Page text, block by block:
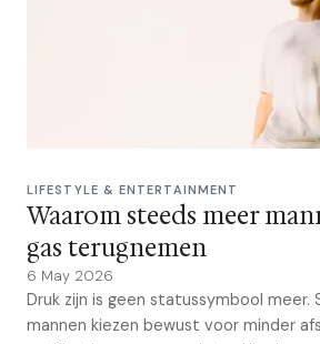
LIFESTYLE & ENTERTAINMENT
Waarom steeds meer
gas terugnemen
6 May 2026
Druk zijn is geen statussymbool meer.
mannen kiezen bewust voor minder